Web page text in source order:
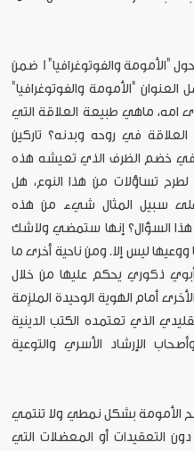
تتساءل مرسال في تقديمها محاضرة حول "الأمومة والفوتوغرافيا"1 ضمن
"الأمومة والفوتوغرافيا"
امه، ماهي طبيعة العلاقة التي
في روحه وبدنه؟ تاركين
في خضم الظرف الذي تعيشه هذه
تساؤلات من هذا النوع، هل
على سبيل المثال شيء من هذه
هذا السؤال؟ إنها ستمضي ولاشك
ليس إلا. ومن ناحية أخرى ما
ذكوري يحكم عليها من خلال
أمام الهوية الوحيدة الملزِمة
الذي تعتمده الكتب الدينية
الإرشاد الأسري والتوعية
الأمومة بشكل نمطي ولا تنتمي
التعقيدات أو المعضلات التي